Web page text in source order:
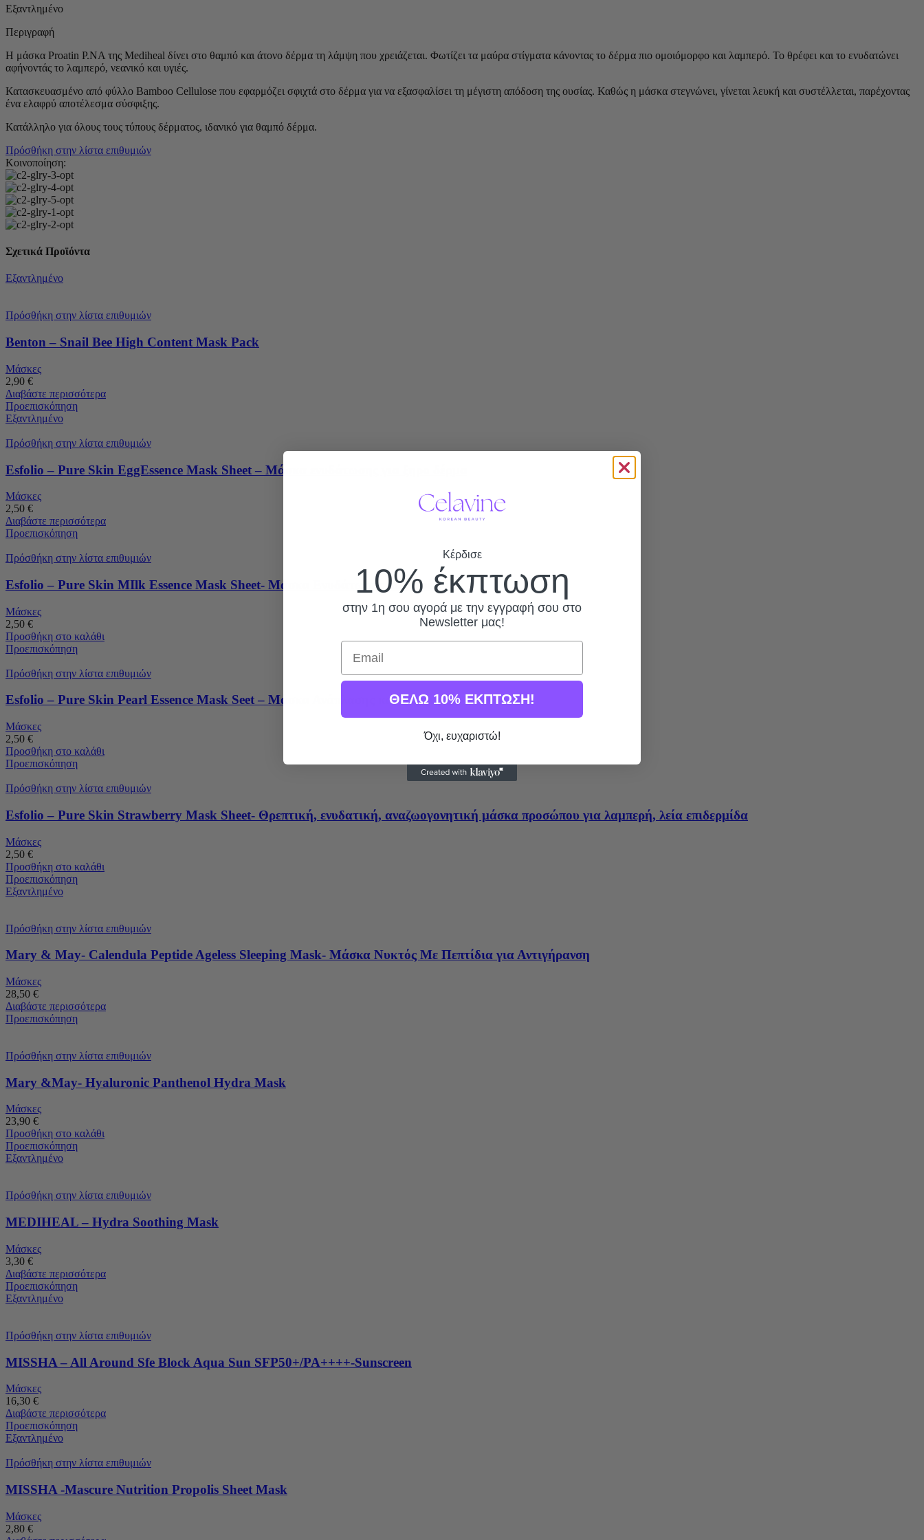
Εξαντλημένο
Περιγραφή
Η μάσκα Proatin P.NA της Mediheal δίνει στο θαμπό και άτονο δέρμα τη λάμψη που χρειάζεται. Φωτίζει τα μαύρα στίγματα κάνοντας το δέρμα πιο ομοιόμορφο και λαμπερό. Το θρέφει και το ενυδατώνει
αφήνοντάς το λαμπερό, νεανικό και υγιές.
Κατασκευασμένο από φύλλο Bamboo Cellulose που εφαρμόζει σφιχτά στο δέρμα για να εξασφαλίσει τη μέγιστη απόδοση της ουσίας. Καθώς η μάσκα στεγνώνει, γίνεται λευκή και συστέλλεται, παρέχοντας
ένα ελαφρύ αποτέλεσμα σύσφιξης.
Κατάλληλο για όλους τους τύπους δέρματος, ιδανικό για θαμπό δέρμα.
Πρόσθήκη στην λίστα επιθυμιών
Κοινοποίηση:
Σχετικά Προϊόντα
Εξαντλημένο
Πρόσθήκη στην λίστα επιθυμιών
Benton – Snail Bee High Content Mask Pack
Μάσκες
2,90 €
Διαβάστε περισσότερα
Προεπισκόπηση
Εξαντλημένο
Πρόσθήκη στην λίστα επιθυμιών
Esfolio – Pure Skin EggEssence Mask Sheet – Μάσκα ενυδάτωσης για ξηρο δέρμα
Μάσκες
2,50 €
Διαβάστε περισσότερα
Προεπισκόπηση
Πρόσθήκη στην λίστα επιθυμιών
Esfolio – Pure Skin MIlk Essence Mask Sheet- Μάσκα Ενυδάτωσης και Θρέψης
Μάσκες
2,50 €
Προσθήκη στο καλάθι
Προεπισκόπηση
Πρόσθήκη στην λίστα επιθυμιών
Esfolio – Pure Skin Pearl Essence Mask Seet – Μάσκα Ανάπλασης και Λάμψη
Μάσκες
2,50 €
Προσθήκη στο καλάθι
Προεπισκόπηση
Πρόσθήκη στην λίστα επιθυμιών
Esfolio – Pure Skin Strawberry Mask Sheet- Θρεπτική, ενυδατική, αναζωογονητική μάσκα προσώπου για λαμπερή, λεία επιδερμίδα
Μάσκες
2,50 €
Προσθήκη στο καλάθι
Προεπισκόπηση
Εξαντλημένο
Πρόσθήκη στην λίστα επιθυμιών
Mary & May- Calendula Peptide Ageless Sleeping Mask- Μάσκα Νυκτός Με Πεπτίδια για Αντιγήρανση
Μάσκες
28,50 €
Διαβάστε περισσότερα
Προεπισκόπηση
Πρόσθήκη στην λίστα επιθυμιών
Mary &May- Hyaluronic Panthenol Hydra Mask
Μάσκες
23,90 €
Προσθήκη στο καλάθι
Προεπισκόπηση
Εξαντλημένο
Πρόσθήκη στην λίστα επιθυμιών
MEDIHEAL – Hydra Soothing Mask
Μάσκες
3,30 €
Διαβάστε περισσότερα
Προεπισκόπηση
Εξαντλημένο
Πρόσθήκη στην λίστα επιθυμιών
MISSHA – All Around Sfe Block Aqua Sun SFP50+/PA++++-Sunscreen
Μάσκες
16,30 €
Διαβάστε περισσότερα
Προεπισκόπηση
Εξαντλημένο
Πρόσθήκη στην λίστα επιθυμιών
MISSHA -Mascure Nutrition Propolis Sheet Mask
Μάσκες
2,80 €
Κέρδισε
10% έκπτωση
στην 1η σου αγορά με την εγγραφή σου στο
Newsletter μας!
Email
ΘΕΛΩ 10% ΕΚΠΤΩΣΗ!
Όχι, ευχαριστώ!